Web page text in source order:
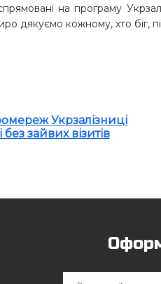
на програму
дякуємо кожному, хто біг,
Укрзалізниці
зайвих візитів